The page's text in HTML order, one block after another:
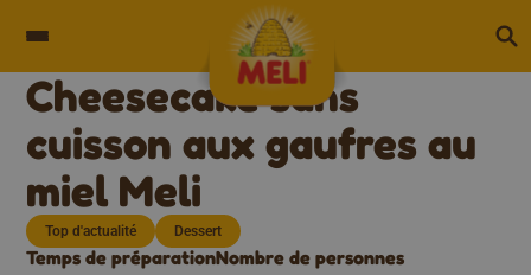
Cheesecake sans
cuisson aux gaufres au
miel Meli
Top d'actualité Dessert
Temps de préparationNombre de personnes